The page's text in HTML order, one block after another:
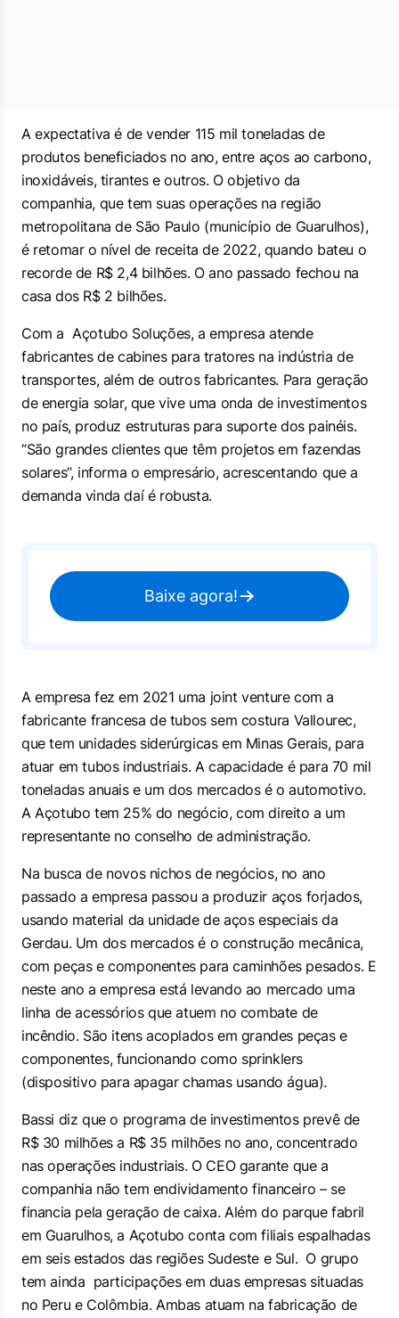
A expectativa é de vender 115 mil toneladas de
produtos beneficiados no ano, entre aços ao carbono,
inoxidáveis, tirantes e outros. O objetivo da
companhia, que tem suas operações na região
metropolitana de São Paulo (município de Guarulhos),
é retomar o nível de receita de 2022, quando bateu o
recorde de R$ 2,4 bilhões. O ano passado fechou na
casa dos R$ 2 bilhões.
Com a Açotubo Soluções, a empresa atende
fabricantes de cabines para tratores na indústria de
transportes, além de outros fabricantes. Para geração
de energia solar, que vive uma onda de investimentos
no país, produz estruturas para suporte dos painéis.
“São grandes clientes que têm projetos em fazendas
solares”, informa o empresário, acrescentando que a
demanda vinda daí é robusta.
Baixe agora!
A empresa fez em 2021 uma joint venture com a
fabricante francesa de tubos sem costura Vallourec,
que tem unidades siderúrgicas em Minas Gerais, para
atuar em tubos industriais. A capacidade é para 70 mil
toneladas anuais e um dos mercados é o automotivo.
A Açotubo tem 25% do negócio, com direito a um
representante no conselho de administração.
Na busca de novos nichos de negócios, no ano
passado a empresa passou a produzir aços forjados,
usando material da unidade de aços especiais da
Gerdau. Um dos mercados é o construção mecânica,
com peças e componentes para caminhões pesados. E
neste ano a empresa está levando ao mercado uma
linha de acessórios que atuem no combate de
incêndio. São itens acoplados em grandes peças e
componentes, funcionando como sprinklers
(dispositivo para apagar chamas usando água).
Bassi diz que o programa de investimentos prevê de
R$ 30 milhões a R$ 35 milhões no ano, concentrado
nas operações industriais. O CEO garante que a
companhia não tem endividamento financeiro – se
financia pela geração de caixa. Além do parque fabril
em Guarulhos, a Açotubo conta com filiais espalhadas
em seis estados das regiões Sudeste e Sul. O grupo
tem ainda participações em duas empresas situadas
no Peru e Colômbia. Ambas atuam na fabricação de